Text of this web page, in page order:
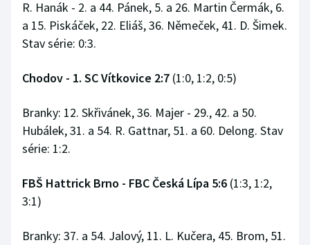
R. Hanák - 2. a 44. Pánek, 5. a 26. Martin Čermák, 6.
a 15. Piskáček, 22. Eliáš, 36. Němeček, 41. D. Šimek.
Stav série: 0:3.
Chodov - 1. SC Vítkovice 2:7 (1:0, 1:2, 0:5)
Branky: 12. Skřivánek, 36. Majer - 29., 42. a 50.
Hubálek, 31. a 54. R. Gattnar, 51. a 60. Delong. Stav
série: 1:2.
FBŠ Hattrick Brno - FBC Česká Lípa 5:6 (1:3, 1:2,
3:1)
Branky: 37. a 54. Jalový, 11. L. Kučera, 45. Brom, 51.